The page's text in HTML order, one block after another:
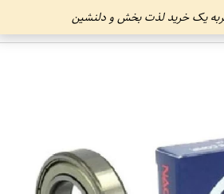
یک خرید لذت بخش و دلنشین